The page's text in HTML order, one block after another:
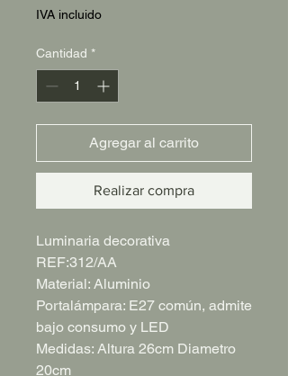
IVA incluido
Cantidad *
Agregar al carrito
Realizar compra
Luminaria decorativa
REF:312/AA
Material: Aluminio
Portalámpara: E27 común, admite
bajo consumo y LED
Medidas: Altura 26cm Diametro
20cm